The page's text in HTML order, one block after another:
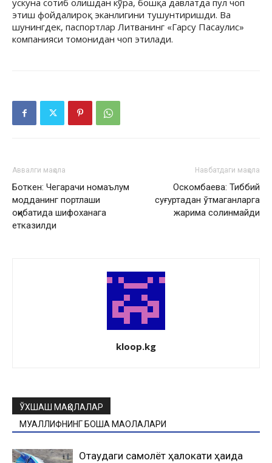
ускуна сотиб олишдан кўра, бошқа давлатда пул чоп
этиш фойдалироқ эканлигини тушунтиришди. Ва
шунингдек, паспортлар Литванинг «Гарсу Пасаулис»
компанияси томонидан чоп этилади.
Аввалги мақола
Боткен: Чегарачи номаълум
модданинг портлаши
оқибатида шифоханага
етказилди
Навбатдаги мақола
Оскомбаева: Тиббий
суғуртадан ўтмаганларга
жарима солинмайди
kloop.kg
ЎХШАШ МАҚОЛАЛАР
МУАЛЛИФНИНГ БОШҚА МАҚОЛАЛАРИ
Оқтаудаги самолёт ҳалокати ҳақида